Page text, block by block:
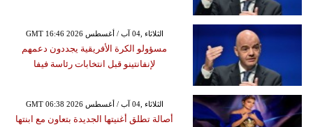
GMT 16:46 2026 الثلاثاء ,04 آب / أغسطس
مسؤولو الكرة الأفريقية يجددون دعمهم
لإنفانتينو قبل انتخابات رئاسة فيفا
GMT 06:38 2026 الثلاثاء ,04 آب / أغسطس
أصالة تطلق أغنيتها الجديدة بتعاون مع ابنتها